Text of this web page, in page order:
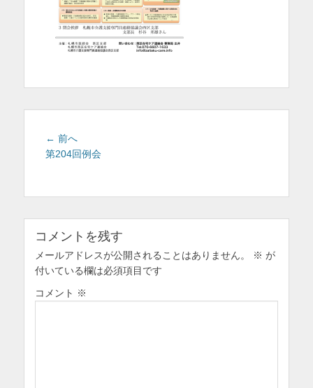
投
稿
ー
シ
ョ
ン
← 前へ
の
第204回例会
コメントを残す
メールアドレスが公開されることはありません。 ※ が
付いている欄は必須項目です
コメント ※